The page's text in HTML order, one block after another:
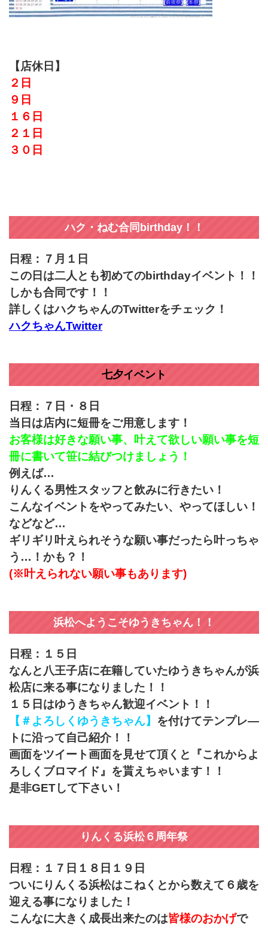
【店休日】
２日
９日
１６日
２１日
３０日
ハク・ねむ合同birthday！！
日程：７月１日
この日は二人とも初めてのbirthdayイベント！！
しかも合同です！！
詳しくはハクちゃんのTwitterをチェック！
ハクちゃんTwitter
七夕イベント
日程：７日・８日
当日は店内に短冊をご用意します！
お客様は好きな願い事、叶えて欲しい願い事を短
冊に書いて笹に結びつけましょう！
例えば…
りんくる男性スタッフと飲みに行きたい！
こんなイベントをやってみたい、やってほしい！
などなど…
ギリギリ叶えられそうな願い事だったら叶っちゃ
う…！かも？！
(※叶えられない願い事もあります)
浜松へようこそゆうきちゃん！！
日程：１５日
なんと八王子店に在籍していたゆうきちゃんが浜
松店に来る事になりました！！
１５日はゆうきちゃん歓迎イベント！！
【＃よろしくゆうきちゃん】 を付けてテンプレ―
トに沿って自己紹介！！
画面をツイート画面を見せて頂くと『これからよ
ろしくブロマイド』を貰えちゃいます！！
是非GETして下さい！
りんくる浜松６周年祭
日程：１７日１８日１９日
ついにりんくる浜松はこねくとから数えて６歳を
迎える事になりました！
こんなに大きく成長出来たのは皆様のおかげで